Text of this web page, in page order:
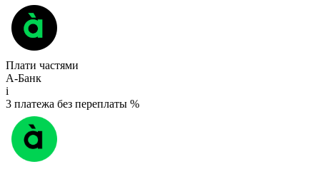
Плати частями
А-Банк
i
3 платежа без переплаты %